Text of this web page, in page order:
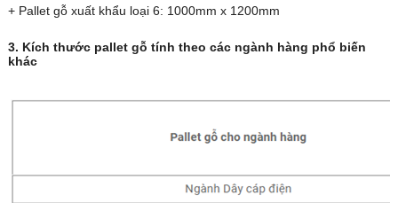
+ Pallet gỗ xuất khẩu loại 6: 1000mm x 1200mm
3. Kích thước pallet gỗ tính theo các ngành hàng phổ biến
khác